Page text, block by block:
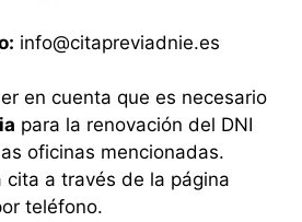
info@citapreviadnie.es
en cuenta que es necesario
para la renovación del DNI
oficinas mencionadas.
cita a través de la página
teléfono.